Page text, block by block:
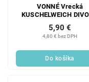
VONNÉ Vrecká
KUSCHELWEICH
4,80 € bez DPH
5,90 €
Do košíka